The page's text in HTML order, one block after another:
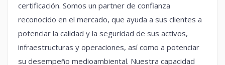
certificación. Somos un partner de confianza
reconocido en el mercado, que ayuda a sus clientes a
potenciar la calidad y la seguridad de sus activos,
infraestructuras y operaciones, así como a potenciar
su desempeño medioambiental. Nuestra capacidad